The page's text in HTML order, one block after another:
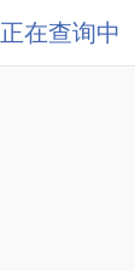
正在查询中